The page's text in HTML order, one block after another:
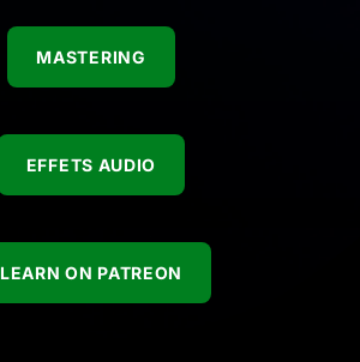
MASTERING
EFFETS AUDIO
LEARN ON PATREON